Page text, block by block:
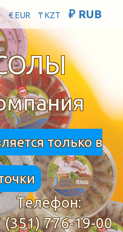
€ EUR ₸ KZT ₽ RUB
только в
Телефон:
(351) 776-19-00